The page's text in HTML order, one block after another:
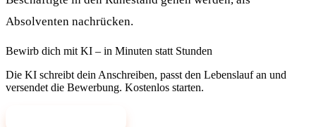
Absolventen nachrücken.
Bewirb dich mit KI – in Minuten statt Stunden
Die KI schreibt dein Anschreiben, passt den Lebenslauf an und
versendet die Bewerbung. Kostenlos starten.